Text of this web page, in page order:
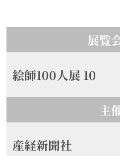
展覧
絵師100人展 10
主
産経新聞社